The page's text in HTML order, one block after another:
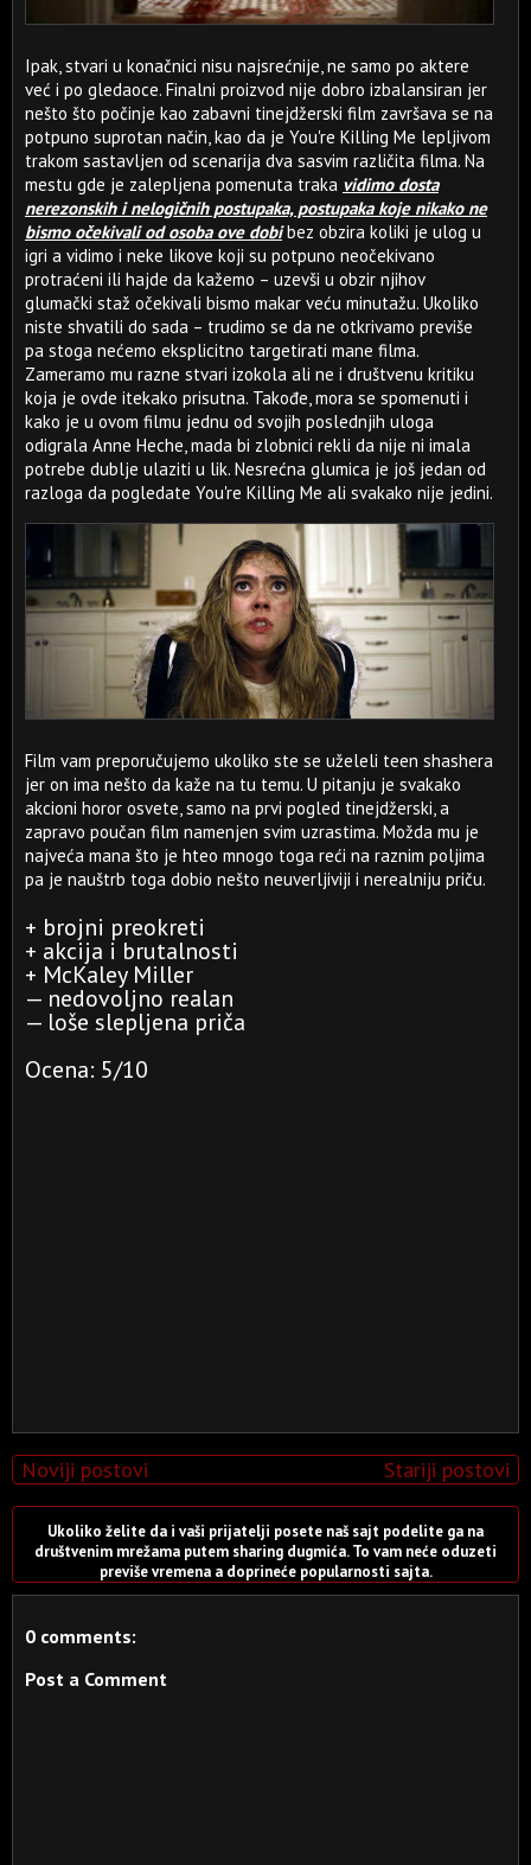
Ipak, stvari u konačnici nisu najsrećnije, ne samo po aktere
već i po gledaoce. Finalni proizvod nije dobro izbalansiran jer
nešto što počinje kao zabavni tinejdžerski film završava se na
potpuno suprotan način, kao da je You're Killing Me lepljivom
trakom sastavljen od scenarija dva sasvim različita filma. Na
mestu gde je zalepljena pomenuta traka vidimo dosta
nerezonskih i nelogičnih postupaka, postupaka koje nikako ne
bismo očekivali od osoba ove dobibez obzira koliki je ulog u
igri a vidimo i neke likove koji su potpuno neočekivano
protraćeni ili hajde da kažemo – uzevši u obzir njihov
glumački staž očekivali bismo makar veću minutažu. Ukoliko
niste shvatili do sada – trudimo se da ne otkrivamo previše
pa stoga nećemo eksplicitno targetirati mane filma.
Zameramo mu razne stvari izokola ali ne i društvenu kritiku
koja je ovde itekako prisutna. Takođe, mora se spomenuti i
kako je u ovom filmu jednu od svojih poslednjih uloga
odigrala Anne Heche, mada bi zlobnici rekli da nije ni imala
potrebe dublje ulaziti u lik. Nesrećna glumica je još jedan od
razloga da pogledate You're Killing Me ali svakako nije jedini.
Film vam preporučujemo ukoliko ste se uželeli teen shashera
jer on ima nešto da kaže na tu temu. U pitanju je svakako
akcioni horor osvete, samo na prvi pogled tinejdžerski, a
zapravo poučan film namenjen svim uzrastima. Možda mu je
najveća mana što je hteo mnogo toga reći na raznim poljima
pa je nauštrb toga dobio nešto neuverljiviji i nerealniju priču.
+ brojni preokreti
+ akcija i brutalnosti
+ McKaley Miller
— nedovoljno realan
— loše slepljena priča
Ocena: 5/10
Noviji postovi Stariji postovi
Ukoliko želite da i vaši prijatelji posete naš sajt podelite ga na
društvenim mrežama putem sharing dugmića. To vam neće oduzeti
previše vremena a doprineće popularnosti sajta.
0 comments:
Post a Comment